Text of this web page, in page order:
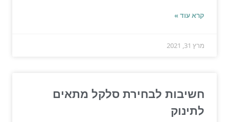
קרא עוד »
מרץ 31, 2021
חשיבות לבחירת סלקל מתאים
לתינוק